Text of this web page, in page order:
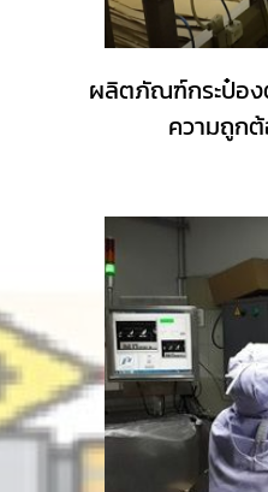
ผลิตภัณฑ์กระป๋อง
ความถูก